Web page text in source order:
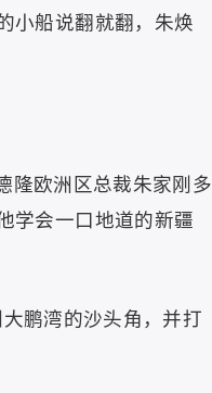
小船说翻就翻，朱焕
隆欧洲区总裁朱家刚多
学会一口地道的新疆
鹏湾的沙头角，并打